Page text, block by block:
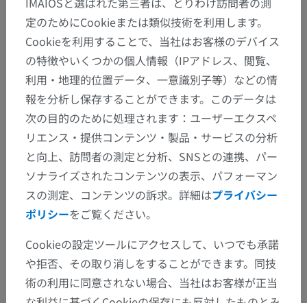
解剖学的階層
人体解剖学2
人体解剖学1
系統解剖> 心脈管系> 静脈> 上大静脈>
［右・左］腕頭静脈> 気管静脈
せん
定のためにCookieまたは類似技術を利用します。
Cookieを利用することで、当社はお客様のデバイス
の特徴やいくつかの個人情報（IPアドレス、閲覧、
利用・地理的位置データ、一意識別子等）などの情
報を分析し保存することができます。このデータは
次の目的のために処理されます：ユーザーエクスペ
リエンス・提供コンテンツ・製品・サービスの分析
と向上、訪問者の測定と分析、SNSとの連携、パー
ソナライズされたコンテンツの表示、パフォーマン
スの測定、コンテンツの訴求。詳細はプライバシー
ポリシーをご覧ください。
Cookieの設定ツールにアクセスして、いつでも承諾
や拒否、その取り消しをすることができます。同技
術の利用に同意されない場合、当社はお客様が正当